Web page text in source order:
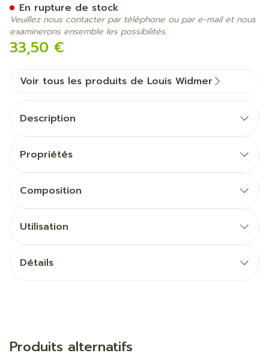
33,50 €
En rupture de stock
Veuillez nous contacter par téléphone ou par e-mail et nous
examinerons ensemble les possibilités.
Voir tous les produits de Louis Widmer
Description
Propriétés
Composition
Utilisation
Détails
Produits alternatifs